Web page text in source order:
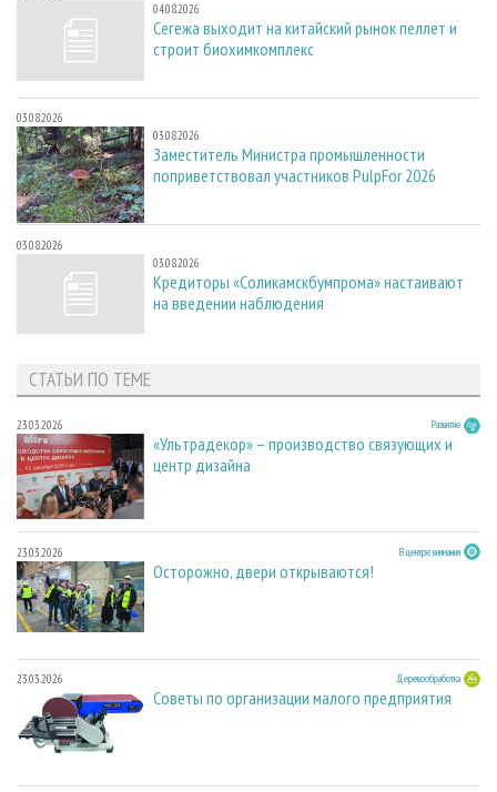
04.08.2026
Сегежа выходит на китайский рынок пеллет и
строит биохимкомплекс
03.08.2026
03.08.2026
Заместитель Министра промышленности
поприветствовал участников PulpFor 2026
03.08.2026
03.08.2026
Кредиторы «Соликамскбумпрома» настаивают
на введении наблюдения
СТАТЬИ ПО ТЕМЕ
23.03.2026 Развитие
«Ультрадекор» – производство связующих и
центр дизайна
23.03.2026 В центре внимания
Осторожно, двери открываются!
23.03.2026 Деревообработка
Советы по организации малого предприятия